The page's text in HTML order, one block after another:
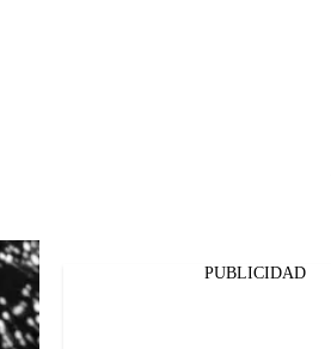
Facebook
Twitter
PUBLICIDAD